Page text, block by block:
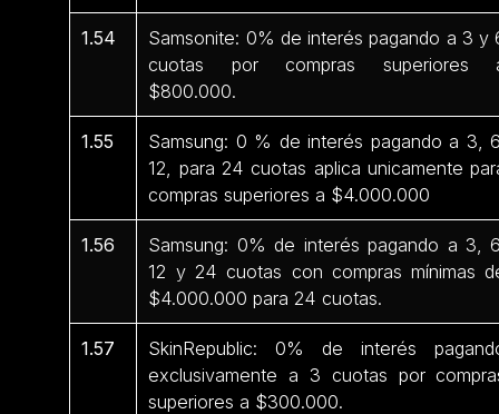
1.54
Samsonite: 0% de interés pagando a 3 y
cuotas por compras superiores
$800.000.
1.55
Samsung: 0 % de interés pagando a 3,
12, para 24 cuotas aplica unicamente
compras superiores a $4.000.000
1.56
Samsung: 0% de interés pagando a 3,
12 y 24 cuotas con compras mínimas
$4.000.000 para 24 cuotas.
1.57
SkinRepublic: 0% de interés
exclusivamente a 3 cuotas por
superiores a $300.000.